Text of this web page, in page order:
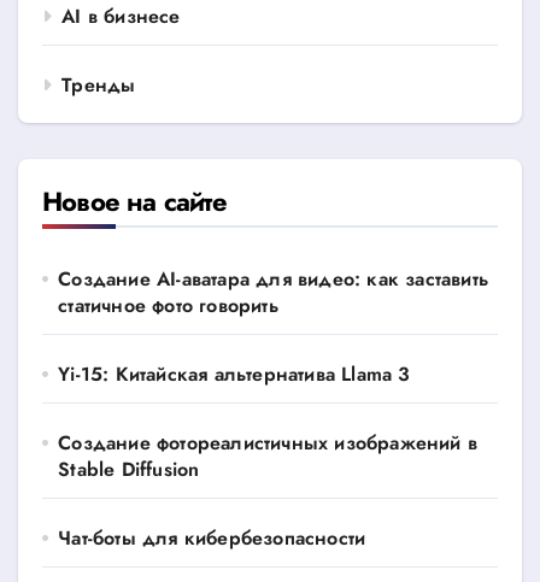
AI в бизнесе
Тренды
Новое на сайте
Создание AI-аватара для видео: как заставить
статичное фото говорить
Yi-15: Китайская альтернатива Llama 3
Создание фотореалистичных изображений в
Stable Diffusion
Чат-боты для кибербезопасности